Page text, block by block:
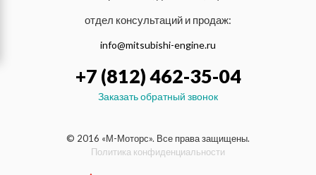
отдел консультаций и продаж:
info@mitsubishi-engine.ru
+7 (812) 462-35-04
Заказать обратный звонок
© 2016 «М-Моторс». Все права защищены.
Политика конфиденциальности